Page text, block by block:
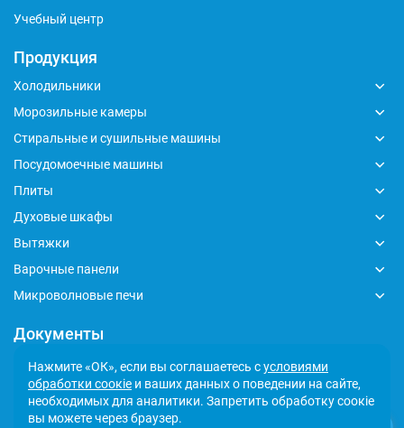
Учебный центр
Продукция
Холодильники
Морозильные камеры
Стиральные и сушильные машины
Посудомоечные машины
Плиты
Духовые шкафы
Вытяжки
Варочные панели
Микроволновые печи
Документы
Глобальный кодекс делового поведения
Политика обработки персональных данных
Сообщить о несоответствии
Нажмите «ОК», если вы соглашаетесь сусловиями
обработки соокіе и ваших данных о поведении на сайте,
необходимых для аналитики. Запретить обработку соокіе
вы можете через браузер.